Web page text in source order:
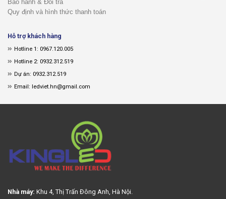
Bảo hành & Đổi trả
Quy định và hình thức thanh toán
Hỗ trợ khách hàng
Hotline 1: 0967.120.005
Hotline 2: 0932.312.519
Dự án: 0932.312.519
Email: ledviet.hn@gmail.com
Nhà máy: Khu 4, Thị Trấn Đông Anh, Hà Nội.